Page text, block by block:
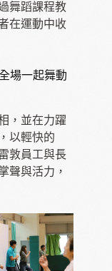
舞蹈課程教
在運動中收
場一起舞動
，並在力躍
以輕快的
敦員工與長
聲與活力，